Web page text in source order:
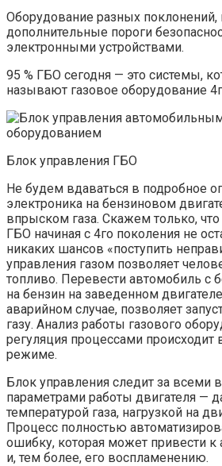
Оборудование разных
дополнительные пороги
электронными устройствами.
95 % ГБО сегодня — это системы,
называют газовое оборудование
Блок управления ГБО
Не будем вдаваться в подробное
электроника на бензиновом
впрыском газа. Скажем только,
ГБО начиная с 4го поколения не
никаких шансов «поступить
управления газом позволяет
топливо. Перевести автомобиль с
на бензин на заведенном
аварийном случае, позволяет
газу. Анализ работы газового
регуляция процессами происходит
режиме.
Блок управления следит за всеми
параметрами работы двигателя —
температурой газа, нагрузкой на
Процесс полностью
ошибку, которая может привести к
и, тем более, его воспламенению.